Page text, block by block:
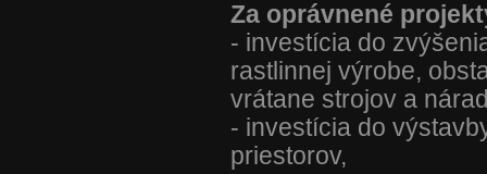
Za oprávnené
- investícia do
rastlinnej výrobe,
vrátane strojov a
- investícia do
priestorov,